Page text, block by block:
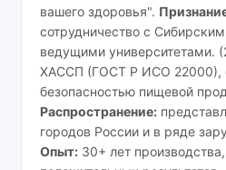
вашего здоровья".
сотрудничество с
ведущими университетами.
ХАССП (ГОСТ Р ИСО 22000),
безопасностью пищевой
Распространение:
городов России и в ряде
Опыт:30+ лет